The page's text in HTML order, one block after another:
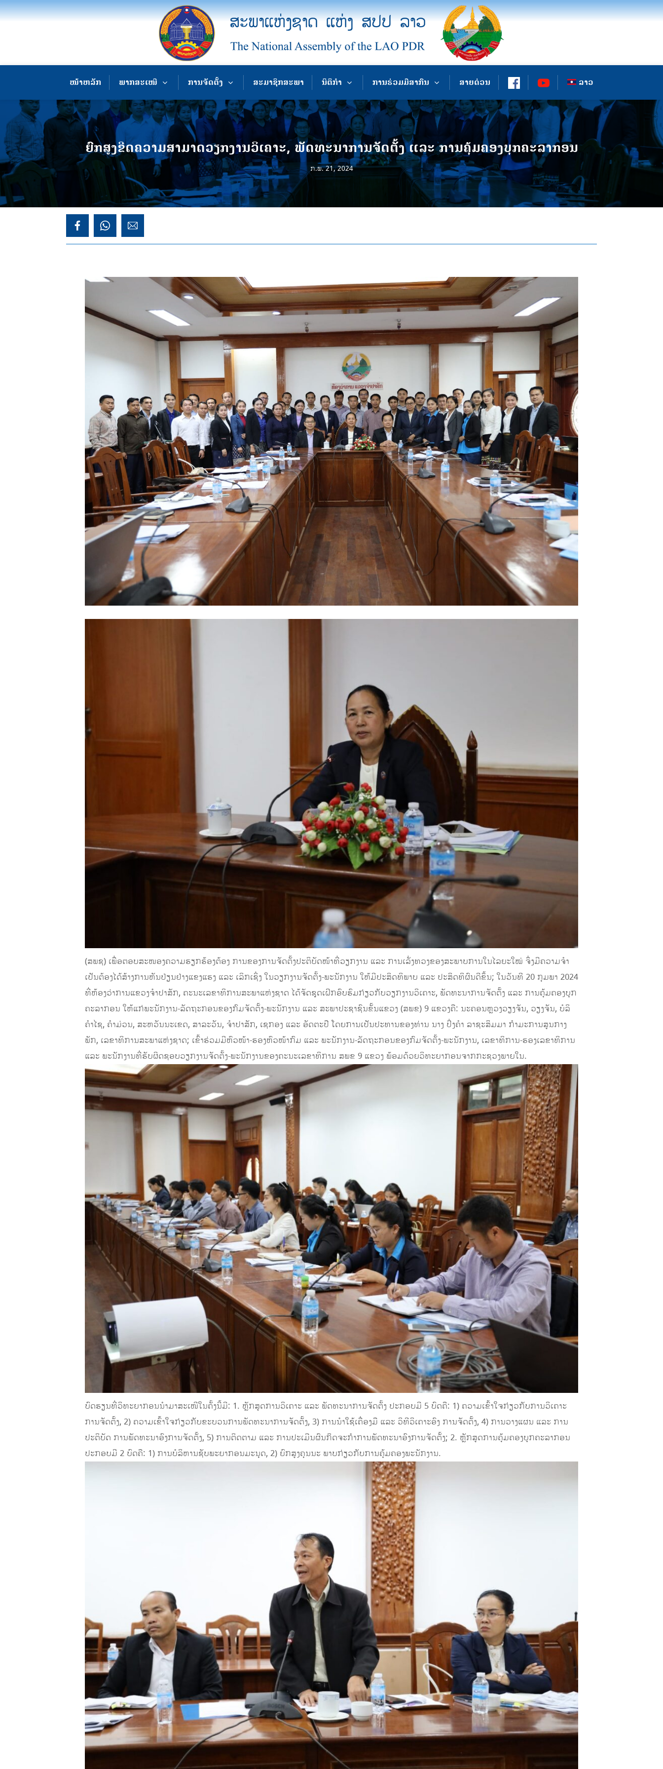
ໜ້າຫລັກ ພາກສະເໜີ ການຈັດຕັ້ງ ສະມາຊິກສະພາ ນິຕິກຳ ການຮ່ວມມືສາກົນ ສາຍດ່ວນ ລາວ
ຍົກ​ສູງ​ຂີດ​ຄວາມ​ສາ​ມາດ​ວຽກ​ງານ​ວິ​ເຄາະ, ພັດ​ທະ​ນາ​ການ​ຈັດ​ຕັ້ງ ແລະ ການ​ຄຸ້ມ​ຄອງ​ບຸກ​ຄະ​ລາ​ກອນ
ກ.ພ. 21, 2024
(ສ​ພ​ຊ) ເພື່ອຕອບສະໜອງຄວາມຮຽກຮ້ອງຕ້ອງ ການຂອງການຈັດຕັ້ງປະຕິບັດໜ້າທີ່ວຽກງານ ແລະ ການເລັ່ງທວງຂອງສະພາບການໃນໄລຍະໃໝ່ ຈຶ່ງມີຄວາມຈຳ
ເປັນຕ້ອງໄດ້ສ້າງການຫັນປ່ຽນຢ່າງແຂງແຮງ ແລະ ເລິກເຊິ່ງ ໃນວຽກງານຈັດຕັ້ງ-ພະນັກງານ ໃຫ້ມີປະສິດທິພາບ ແລະ ປະສິດທິຜົນດີຂຶ້ນ; ໃນ​ວັນ​ທີ 20 ກຸມ​ພາ 2024
ທີ່ຫ້ອງວ່າການແຂວງຈໍາປາສັກ, ຄະ​ນະ​ເລ​ຂາ​ທິ​ການ​ສະ​ພາ​ແຫ່ງ​ຊາດ ໄດ້​ຈັດ​ຊຸດ​ເຝິກ​ອົບ​ຮົມ​ກ່ຽວ​ກັບ​ວຽກ​ງານ​ວິ​ເຄາະ, ພັດ​ທະ​ນາ​ການ​ຈັດ​ຕັ້ງ ແລະ ການ​ຄຸ້ມ​ຄອງ​ບຸກ​
ຄະ​ລາ​ກອນ ໃຫ້​ແກ່​ພະ​ນັກ​ງານ-ລັດ​ຖະ​ກອນຂອງ​ກົມ​ຈັດ​ຕັ້ງ​-ພະ​ນັກ​ງານ ແລະ ສະ​ພາ​ປະ​ຊາ​ຊົນ​ຂັ້ນແຂວງ (ສພຂ) 9 ແຂວງ​ຄື: ນະ​ຄອນຫຼວງວຽງ​ຈັນ, ວຽງ​ຈັນ, ບໍ​ລິ​
ຄຳ​ໄຊ, ຄຳ​ມ່ວນ, ສະ​ຫວັນ​ນະ​ເຂດ, ສາ​ລະ​ວັນ, ຈຳ​ປາ​ສັກ, ເຊກອງ ແລະ ອັດ​ຕະ​ປື ໂດຍ​ການ​ເປັນ​ປະ​ທານ​ຂອງ​ທ່ານ ນາງ ປິ່ງ​ຄຳ ລາ​ຊະ​ສິມ​ມາ ກຳ​ມະ​ການ​ສູນ​ກາງ​
ພັກ, ເລ​ຂາ​ທິ​ການ​ສະ​ພາ​ແຫ່ງ​ຊາດ; ເຂົ້າ​ຮ່ວມມີ​ຫົວ​ໜ້າ​-ຮອງ​ຫົວ​ໜ້າກົມ​ ແລະ ພະນັກງານ-ລັດຖະກອນຂອງກົມຈັດ​ຕັ້ງ-ພະ​ນັກ​ງານ, ເລ​ຂາ​ທິ​ການ-ຮອງເລ​ຂາ​ທິ​ການ
ແລະ ພະ​ນັກ​ງານ​ທີ່​ຮັບ​ຜິດ​ຊອບ​ວຽກ​ງານ​ຈັດ​ຕັ້ງ-ພະ​ນັກ​ງານ​ຂອງຄະ​ນະ​ເລ​ຂາ​ທິ​ການ ສພຂ 9 ແຂວງ ພ້ອມດ້ວຍວິ​ທະ​ຍາ​ກອນຈາກກະຊວງພາຍໃນ.
ບົດ​ຮຽນ​ທີ່​ວິທະຍາກອນນຳ​ມາ​ສະ​ເໜີ​ໃນ​ຄັ້ງ​ນີ້ມີ: 1. ຫຼັກສູດການວິເຄາະ ແລະ ພັດທະນາການຈັດຕັ້ງ ປະ​ກອບ​ມີ 5 ບົດ​ຄື: 1) ຄວາມເຂົ້າໃຈກ່ຽວກັບການວິເຄາະ
ການຈັດຕັ້ງ, 2) ຄວາມເຂົ້າໃຈກ່ຽວກັບຂະບວນການພັດທະນາການຈັດຕັ້ງ, 3) ການນຳໃຊ້ເຄື່ອງມື ແລະ ວິທີວິເຄາະອົງ ການຈັດຕັ້ງ, 4) ການວາງແຜນ ແລະ ການ
ປະຕິບັດ ການພັດທະນາອົງການຈັດຕັ້ງ, 5) ການຕິດຕາມ ແລະ ການປະເມີນຜົນກິດຈະກຳການພັດທະນາອົງການຈັດຕັ້ງ; 2. ຫຼັກສູດການຄຸ້ມຄອງບຸກຄະລາກອນ
ປະ​ກອບ​ມີ 2 ບົດ​ຄື: 1) ການບໍລິຫານຊັບພະຍາກອນມະນຸດ, 2) ຍົກສູງຄຸນນະ ພາບກ່ຽວກັບການຄຸ້ມຄອງພະນັກງານ.